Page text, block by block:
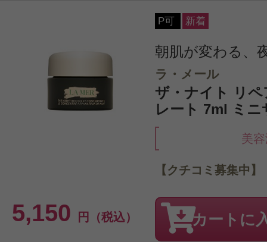
P可 新着
朝肌が変わる、
ラ・メール
ザ・ナイト リ
レート 7ml ミニ
美
5,150 円（税込）
【クチコミ募集中】
カートに